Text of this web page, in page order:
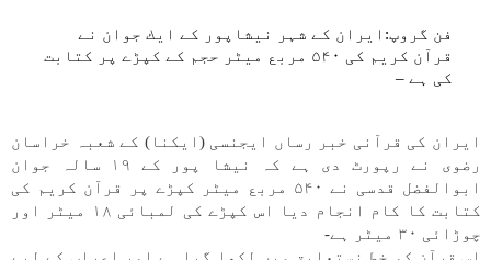
فن گروپ:ايران كے شہر نيشاپور كے ايك جوان نے
قرآن كريم كی ۵۴۰ مربع میٹر حجم كے كپڑے پر كتابت
كی ہے –
ايران كی قرآنی خبر رساں ايجنسی (ايكنا) كے شعبہ خراسان
رضوی نے رپورٹ دی ہے كہ نيشا پور كے ۱۹ سالہ جوان
ابوالفضل قدسی نے ۵۴۰ مربع میٹر كپڑے پر قرآن كريم كی
كتابت كا كام انجام ديا اس كپڑے كی لمبائی ۱۸ میٹر اور
چوڑائی ۳۰ میٹر ہے-